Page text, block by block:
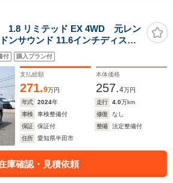
1.8 リミテッド EX 4WD 元レン
ンサウンド 11.6インチディスプ
オーディオ フロントカメ
クカメラ 全周囲カメラ 電動
ター
付 購入プラン付
支払総額
271.9万円
本体価格
257.4万円
年式
2024年 走行 4.0万km
車検
車検整備付 修復
なし
保証
保証付 整備
法定整備付
住所
愛知県半田市
庫確認・見積依頼